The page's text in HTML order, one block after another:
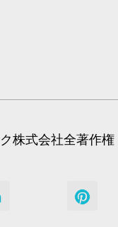
株式会社全著作権